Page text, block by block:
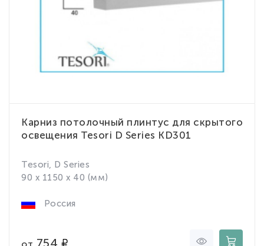
Карниз потолочный плинтус для скрытого
освещения Tesori D Series KD301
Tesori, D Series
90 x 1150 x 40 (мм)
Россия